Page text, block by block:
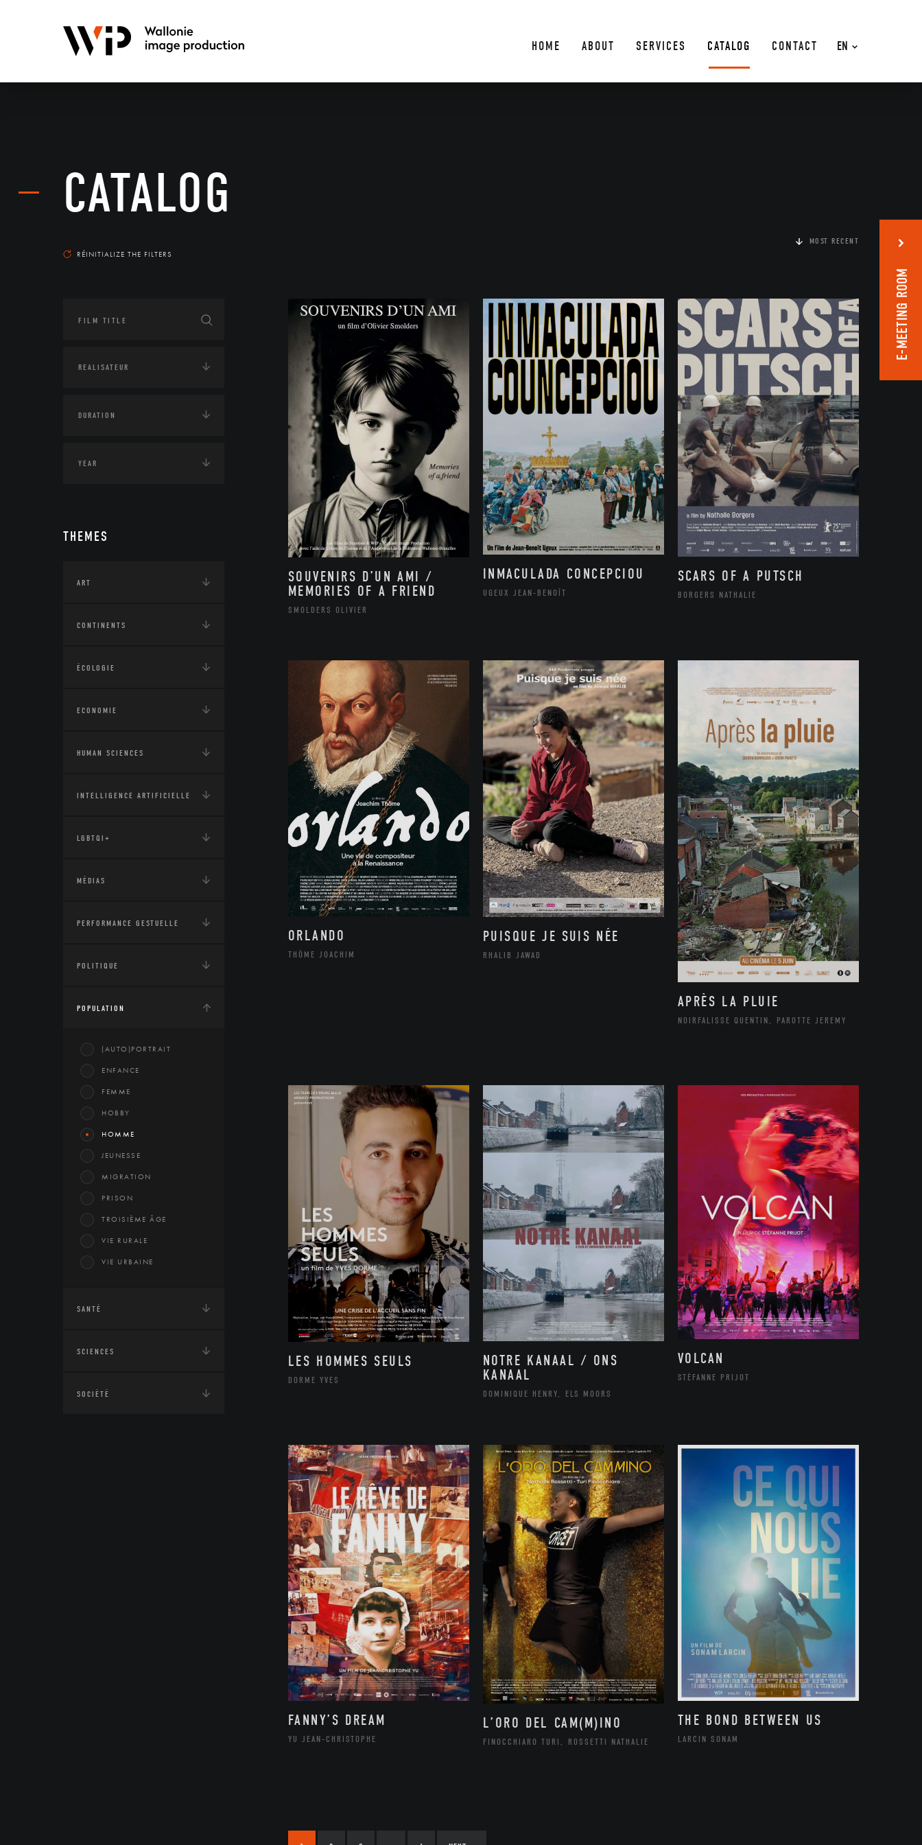
EN
HOME ABOUT SERVICES CATALOG CONTACT
CATALOG
RÉINITIALIZE THE FILTERS
THEMES
ART
CONTINENTS
ÉCOLOGIE
ECONOMIE
HUMAN SCIENCES
INTELLIGENCE ARTIFICIELLE
LGBTQI+
MÉDIAS
PERFORMANCE GESTUELLE
POLITIQUE
POPULATION
(AUTO)PORTRAIT
ENFANCE
FEMME
HOBBY
HOMME
JEUNESSE
MIGRATION
PRISON
TROISIÈME ÂGE
VIE RURALE
VIE URBAINE
SANTÉ
SCIENCES
SOCIÉTÉ
MOST RECENT
SOUVENIRS D’UN AMI /
MEMORIES OF A FRIEND
SMOLDERS OLIVIER
INMACULADA CONCEPCIOU
UGEUX JEAN-BENOÎT
SCARS OF A PUTSCH
BORGERS NATHALIE
ORLANDO
THÔME JOACHIM
PUISQUE JE SUIS NÉE
RHALIB JAWAD
APRÈS LA PLUIE
NOIRFALISSE QUENTIN, PAROTTE JEREMY
LES HOMMES SEULS
DORME YVES
NOTRE KANAAL / ONS
KANAAL
DOMINIQUE HENRY, ELS MOORS
VOLCAN
STÉFANNE PRIJOT
FANNY’S DREAM
YU JEAN-CHRISTOPHE
L’ORO DEL CAM(M)INO
FINOCCHIARO TURI, ROSSETTI NATHALIE
THE BOND BETWEEN US
LARCIN SONAM
E-MEETING ROOM